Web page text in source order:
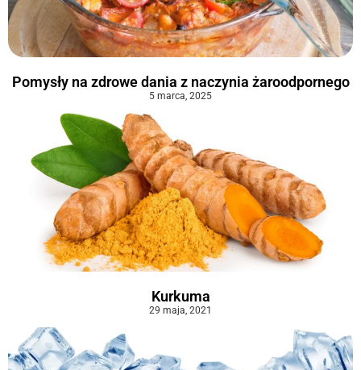
Pomysły na zdrowe dania z naczynia żaroodpornego
5 marca, 2025
Kurkuma
29 maja, 2021